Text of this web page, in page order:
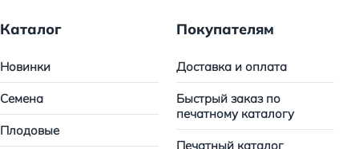
Каталог
Новинки
Семена
Плодовые
Покупателям
Доставка и оплата
Быстрый заказ по
печатному каталогу
Печатный каталог